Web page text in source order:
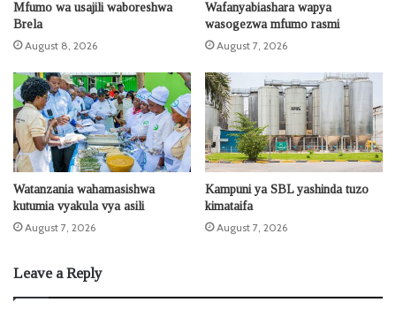
Mfumo wa usajili waboreshwa
Brela
August 8, 2026
Wafanyabiashara wapya
wasogezwa mfumo rasmi
August 7, 2026
Watanzania wahamasishwa
kutumia vyakula vya asili
August 7, 2026
Kampuni ya SBL yashinda tuzo
kimataifa
August 7, 2026
Leave a Reply